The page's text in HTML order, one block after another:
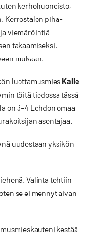
kerhohuoneisto,
Kerrostalon piha-
viemäröintiä
takaamiseksi.
mukaan.
luottamusmies Kalle
töitä tiedossa tässä
on 3–4 Lehdon omaa
asentajaa.
uudestaan yksikön
Valinta tehtiin
se ei mennyt aivan
kestää